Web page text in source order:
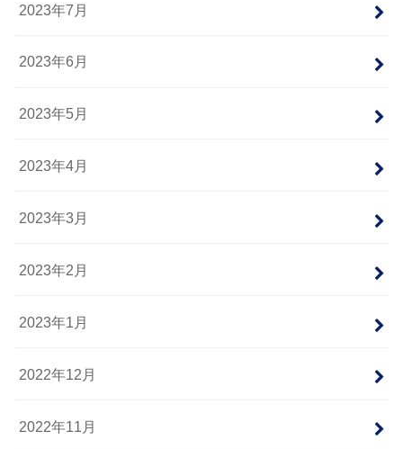
2023年7月
2023年6月
2023年5月
2023年4月
2023年3月
2023年2月
2023年1月
2022年12月
2022年11月